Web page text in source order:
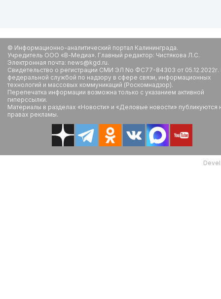
© Информационно-аналитический портал Калининграда.
Учредитель ООО «В-Медиа». Главный редактор: Чистякова Л.С.
Электронная почта: news@kgd.ru.
Свидетельство о регистрации СМИ ЭЛ No ФС77-84303 от
федеральной службой по надзору в сфере связи, информационных
технологий и массовых коммуникаций (Роскомнадзор).
Перепечатка информации возможна только с указанием активной
гиперссылки.
Материалы в разделах «Новости» и «Деловые новости» публикуются
правах рекламы.